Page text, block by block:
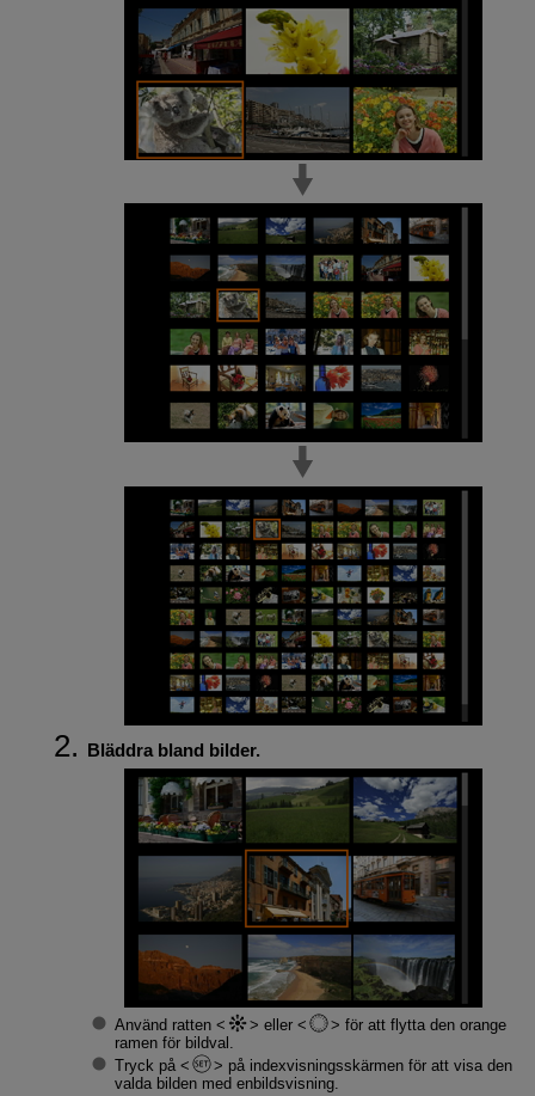
Bläddra bland bilder.
Använd ratten eller
för att flytta den orange
ramen för bildval.
Tryck på
på indexvisningsskärmen för att visa den
valda bilden med enbildsvisning.